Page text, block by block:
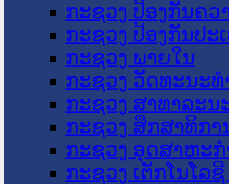
ກະຊວງ ປ້ອງກັນຄວ
ກະຊວງ ປ້ອງກັນປະ
ກະຊວງ ພາຍໃນ
ກະຊວງ ວັດທະນະ
ກະຊວງ ສາທາລະນ
ກະຊວງ ສຶກສາທິກາ
ກະຊວງ ອຸດສາຫະ
ກະຊວງ ເຕັກໂນໂລ